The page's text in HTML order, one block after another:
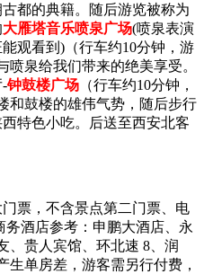
都的典籍。随后游览被称为
大雁塔音乐喷泉广场(喷泉表演
观看到 ) （行车约10分钟，游
喷泉给我们带来的绝美享受。
-钟鼓楼广场 （行车约10分钟，
和鼓楼的雄伟气势，随后步行
特色小吃。后送至西安北客
票，不含景点第二门票、电
务酒店参考：申鹏大酒店、永
、贵人宾馆、环北速 8 、润
生单房差，游客需另行付费，